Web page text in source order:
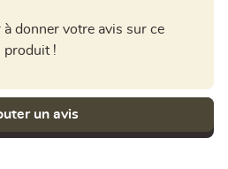
donner votre avis sur ce
produit !
un avis